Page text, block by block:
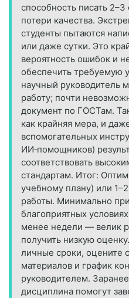
способность писать
потери качества.
студенты пытаются
или даже сутки. Это
вероятность ошибок и
обеспечить требуемую
научный руководитель
работу; почти
документ по ГОСТам.
как крайняя мера, и
вспомогательных
ИИ‑помощников)
соответствовать
стандартам. Итог:
учебному плану) или
работы. Минимально
благоприятных
менее недели — велик
получить низкую
личные сроки, оцените
материалов и график
руководителем.
дисциплина помогут